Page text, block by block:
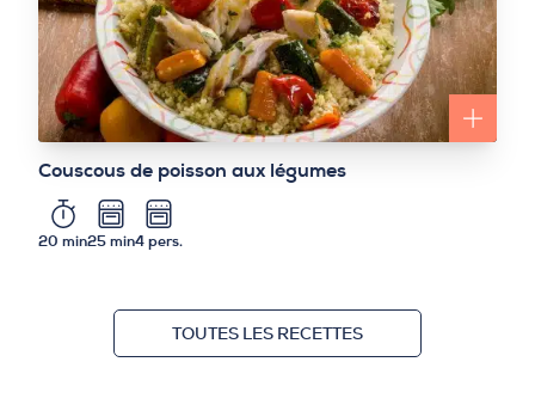
Couscous de poisson aux légumes
20 min25 min4 pers.
TOUTES LES RECETTES